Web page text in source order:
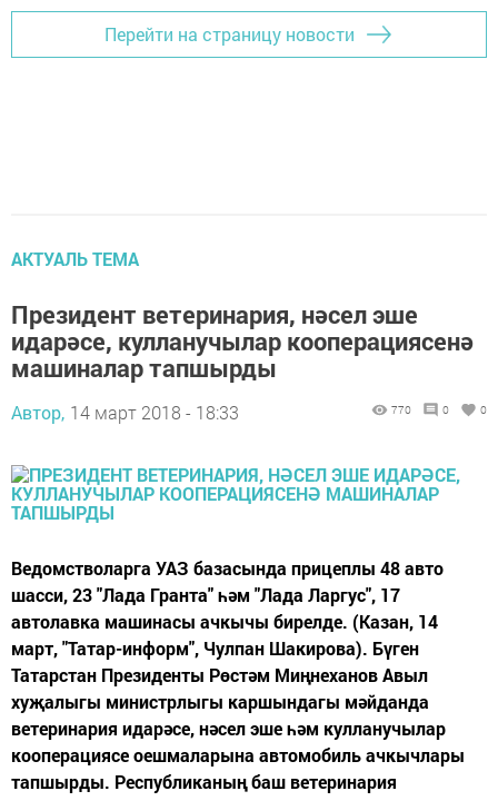
Перейти на страницу новости
АКТУАЛЬ ТЕМА
Президент ветеринария, нәсел эше
идарәсе, кулланучылар кооперациясенә
машиналар тапшырды
Автор, 14 март 2018 - 18:33 770 0 0
Ведомстволарга УАЗ базасында прицеплы 48 авто
шасси, 23 "Лада Гранта" һәм "Лада Ларгус", 17
автолавка машинасы ачкычы бирелде. (Казан, 14
март, "Татар-информ", Чулпан Шакирова). Бүген
Татарстан Президенты Рөстәм Миңнеханов Авыл
хуҗалыгы министрлыгы каршындагы мәйданда
ветеринария идарәсе, нәсел эше һәм кулланучылар
кооперациясе оешмаларына автомобиль ачкычлары
тапшырды. Республиканың баш ветеринария